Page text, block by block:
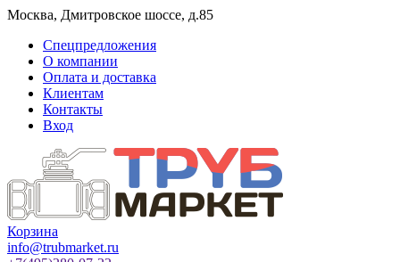
Москва, Дмитровское шоссе, д.85
Спецпредложения
О компании
Оплата и доставка
Клиентам
Контакты
Вход
Корзина
info@trubmarket.ru